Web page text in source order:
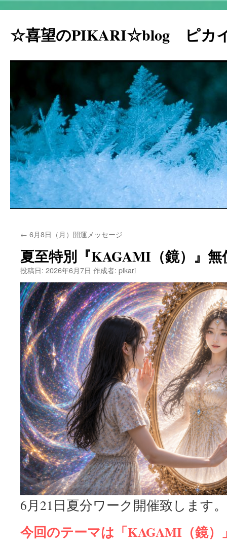
☆喜望のPIKARI☆blog ピ
ン
ン
ツ
へ
ス
キ
ッ
プ
← 6月8日（月）開運メッセージ
夏至特別『KAGAMI（鏡）』無
投稿日: 2026年6月7日 作成者: pikari
6月21日夏分ワーク開催致します。
今回のテーマは「KAGAMI（鏡）